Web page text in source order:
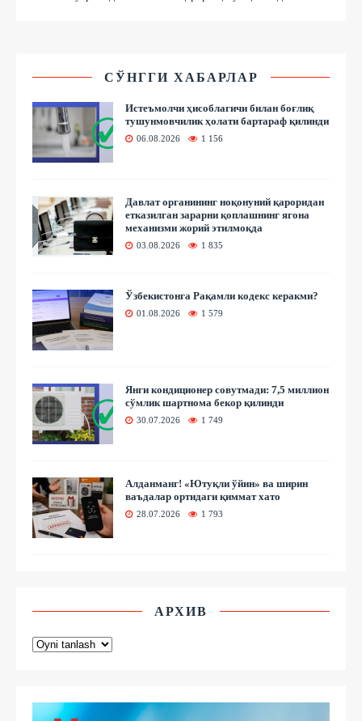
СЎНГГИ ХАБАРЛАР
Истеъмолчи ҳисоблагичи билан боғлиқ
тушунмовчилик ҳолати бартараф қилинди
06.08.2026 1 156
Давлат органининг ноқонуний қароридан
етказилган зарарни қоплашнинг ягона
механизми жорий этилмоқда
03.08.2026 1 835
Ўзбекистонга Рақамли кодекс керакми?
01.08.2026 1 579
Янги кондиционер совутмади: 7,5 миллион
сўмлик шартнома бекор қилинди
30.07.2026 1 749
Алданманг! «Ютуқли ўйин» ва ширин
ваъдалар ортидаги қиммат хато
28.07.2026 1 793
АРХИВ